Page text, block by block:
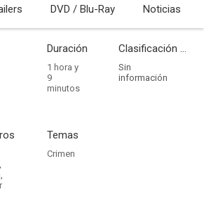
DVD / Blu-Ray Noticias
Duración
1 hora y
9
minutos
Clasificación por edades
Sin
información
,
,
Temas
Crimen